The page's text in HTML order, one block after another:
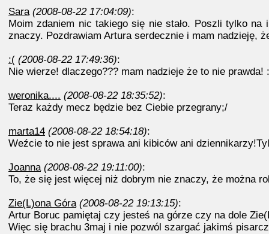
Sara (2008-08-22 17:04:09):
Moim zdaniem nic takiego się nie stało. Poszli tylko
znaczy. Pozdrawiam Artura serdecznie i mam nadzieję,
:( (2008-08-22 17:49:36):
Nie wierze! dlaczego??? mam nadzieje że to nie prawda!
weronika.... (2008-08-22 18:35:52):
Teraz każdy mecz będzie bez Ciebie przegrany;/
marta14 (2008-08-22 18:54:18):
Weźcie to nie jest sprawa ani kibiców ani
Joanna (2008-08-22 19:11:00):
To, że się jest więcej niż dobrym nie znaczy, że można
Zie(L)ona Góra (2008-08-22 19:13:15):
Artur Boruc pamiętaj czy jesteś na górze czy na dole
Więc się brachu 3maj i nie pozwól szargać jakimś